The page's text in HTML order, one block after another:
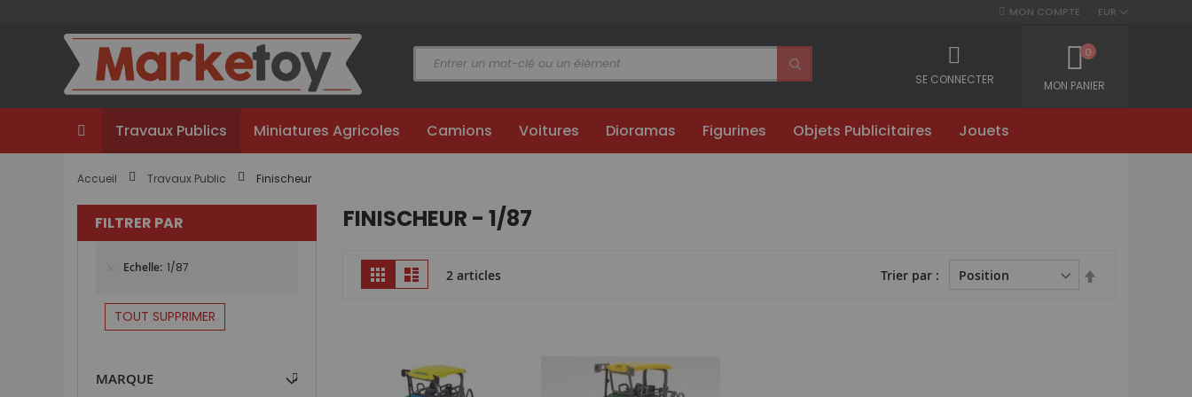
EUR
contenu
MON COMPTE
MON PANIER
0
SE CONNECTER
Travaux Publics Miniatures Agricoles Camions Voitures Dioramas Figurines Objets Publicitaires Jouets
Accueil Travaux Public Finischeur
FINISCHEUR - 1/87
Afficher
en
Grille Liste 2 articles Trier par
FILTRER PAR
Echelle 1/87
TOUT SUPPRIMER
MARQUE